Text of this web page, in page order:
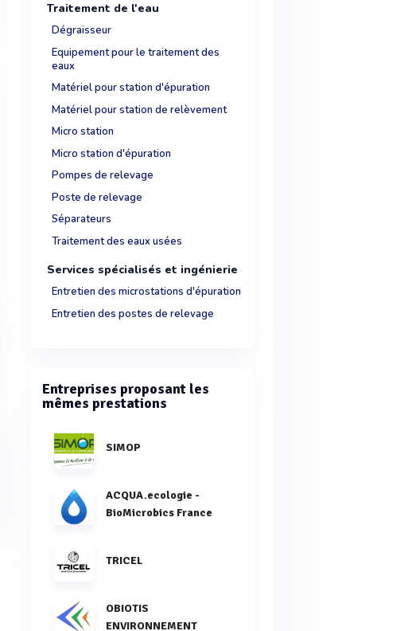
Traitement de l'eau
Dégraisseur
Equipement pour le traitement des
eaux
Matériel pour station d'épuration
Matériel pour station de relèvement
Micro station
Micro station d'épuration
Pompes de relevage
Poste de relevage
Séparateurs
Traitement des eaux usées
Services spécialisés et ingénierie
Entretien des microstations d'épuration
Entretien des postes de relevage
Entreprises proposant les
mêmes prestations
SIMOP
ACQUA.ecologie -
BioMicrobics France
TRICEL
OBIOTIS
ENVIRONNEMENT